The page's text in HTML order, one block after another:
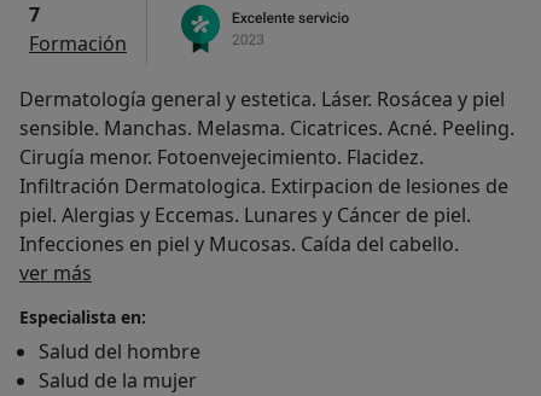
7
Formación
Dermatología general y estetica. Láser. Rosácea y piel
sensible. Manchas. Melasma. Cicatrices. Acné. Peeling.
Cirugía menor. Fotoenvejecimiento. Flacidez.
Infiltración Dermatologica. Extirpacion de lesiones de
piel. Alergias y Eccemas. Lunares y Cáncer de piel.
Infecciones en piel y Mucosas. Caída del cabello.
ver más
Especialista en:
Salud del hombre
Salud de la mujer